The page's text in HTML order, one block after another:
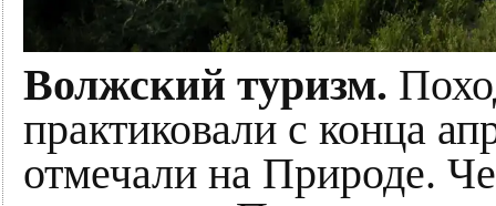
Волжский туризм.
практиковали с конца
отмечали на Природе.